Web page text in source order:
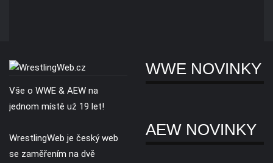
Vše o WWE & AEW na
jednom místě už 19 let!
WrestlingWeb je český web
se zaměřením na dvě
WWE NOVINKY
AEW NOVINKY